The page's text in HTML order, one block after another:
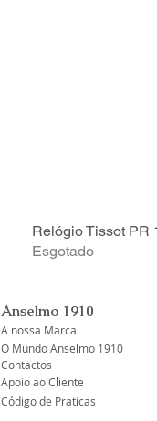
Relógio Tissot PR
Esgotado
Anselmo 1910
A nossa Marca
O Mundo Anselmo 1910
Contactos
Apoio ao Cliente
Código de Praticas